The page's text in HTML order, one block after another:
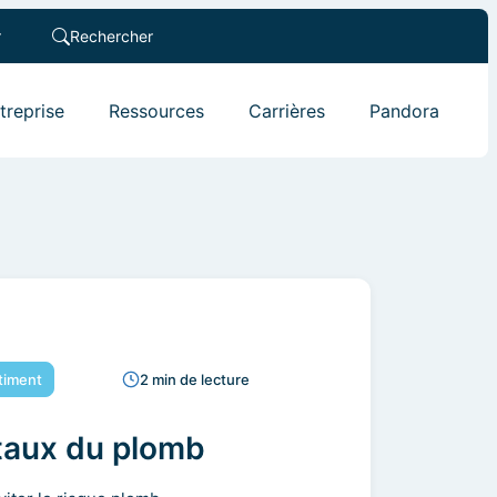
Rechercher
Ressources Carrières Pandora
2 min de lecture
du plomb